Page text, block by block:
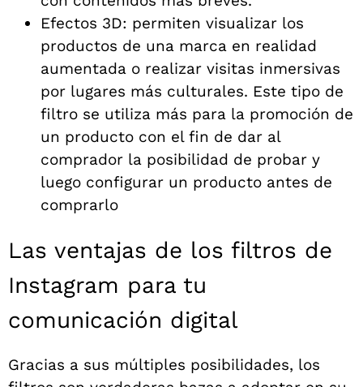
Efectos 3D: permiten visualizar los
productos de una marca en realidad
aumentada o realizar visitas inmersivas
por lugares más culturales. Este tipo de
filtro se utiliza más para la promoción de
un producto con el fin de dar al
comprador la posibilidad de probar y
luego configurar un producto antes de
comprarlo
Las ventajas de los filtros de
Instagram para tu
comunicación digital
Gracias a sus múltiples posibilidades, los